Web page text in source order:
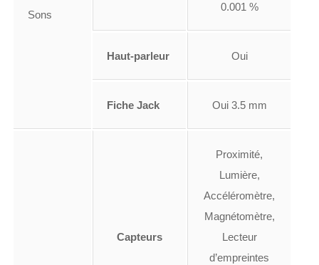
Sons
0.001 %
Haut-parleur Oui
Fiche Jack Oui 3.5 mm
Capteurs
Proximité,
Lumière,
Accéléromètre,
Magnétomètre,
Lecteur
d’empreintes